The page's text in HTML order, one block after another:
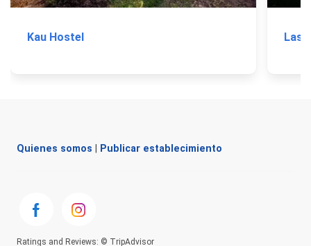
Kau Hostel Las
Quienes somos Publicar establecimiento
Ratings and Reviews: © TripAdvisor